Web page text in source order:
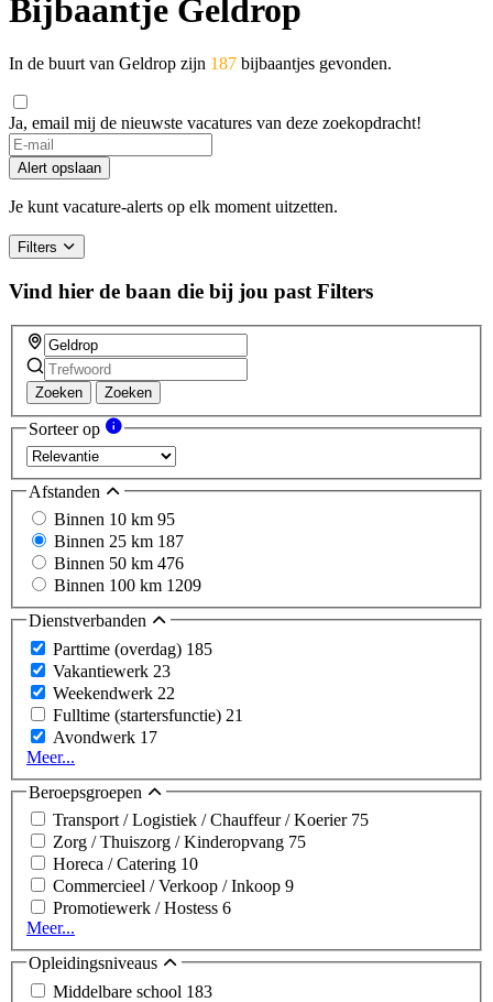
Bijbaantje Geldrop
In de buurt van Geldrop zijn 187 bijbaantjes gevonden.
Ja, email mij de nieuwste vacatures van deze zoekopdracht!
If
you
are
a
ignore
this
field
Alert opslaan
Je kunt vacature-alerts op elk moment uitzetten.
Filters
Vind hier de baan die bij jou past Filters
Zoeken Zoeken
Sorteer op
Afstanden
Binnen 10 km 95
Binnen 25 km 187
Binnen 50 km 476
Binnen 100 km 1209
Dienstverbanden
Parttime (overdag) 185
Vakantiewerk 23
Weekendwerk 22
Fulltime (startersfunctie) 21
Avondwerk 17
Meer...
Beroepsgroepen
Transport / Logistiek / Chauffeur / Koerier 75
Zorg / Thuiszorg / Kinderopvang 75
Horeca / Catering 10
Commercieel / Verkoop / Inkoop 9
Promotiewerk / Hostess 6
Meer...
Opleidingsniveaus
Middelbare school 183